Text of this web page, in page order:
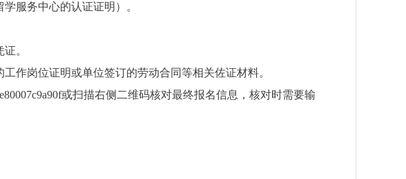
服务中心的认证证明）。
。
工作岗位证明或单位签订的劳动合同等相关佐证材料。
或扫描右侧二维码核对最终报名信息，核对时需要输